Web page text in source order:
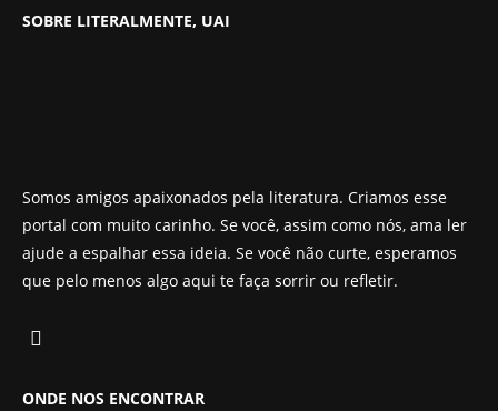
SOBRE LITERALMENTE, UAI
Somos amigos apaixonados pela literatura. Criamos esse
portal com muito carinho. Se você, assim como nós, ama ler
ajude a espalhar essa ideia. Se você não curte, esperamos
que pelo menos algo aqui te faça sorrir ou refletir.
ONDE NOS ENCONTRAR